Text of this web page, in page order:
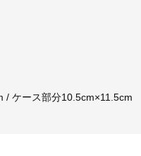
/ ケース部分10.5cm×11.5cm